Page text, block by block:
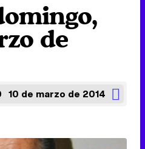
de
10 de marzo de 2014